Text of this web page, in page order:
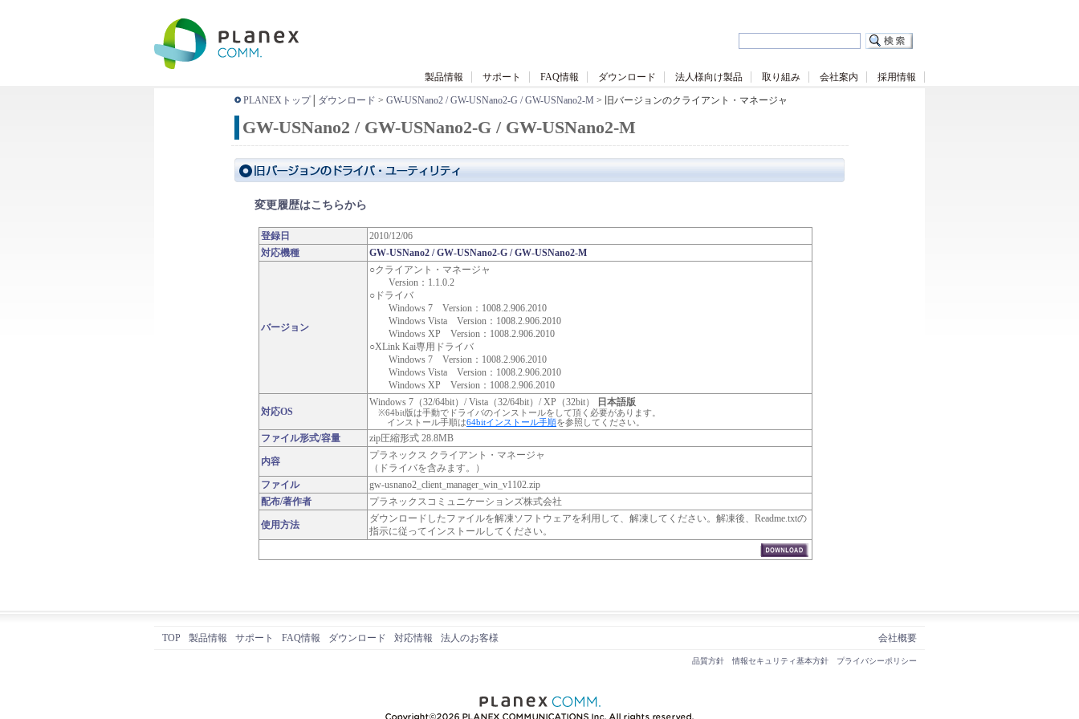
製品情報 サポート FAQ情報 ダウンロード 法人様向け製品 取り組み 会社案内 採用情報
PLANEXトップ│ ダウンロード > GW-USNano2 / GW-USNano2-G / GW-USNano2-M > 旧バージョンのクライアント・マネージャ
GW-USNano2 / GW-USNano2-G / GW-USNano2-M
変更履歴はこちらから
登録日 2010/12/06
対応機種
GW-USNano2 / GW-USNano2-G / GW-USNano2-M
バージョン
○クライアント・マネージャ
Version：1.1.0.2
○ドライバ
Windows 7 Version：1008.2.906.2010
Windows Vista Version：1008.2.906.2010
Windows XP Version：1008.2.906.2010
○XLink Kai専用ドライバ
Windows 7 Version：1008.2.906.2010
Windows Vista Version：1008.2.906.2010
Windows XP Version：1008.2.906.2010
対応OS
Windows 7（32/64bit）/ Vista（32/64bit）/ XP（32bit） 日本語版
※64bit版は手動でドライバのインストールをして頂く必要があります。
インストール手順は64bitインストール手順を参照してください。
ファイル形式/容量 zip圧縮形式 28.8MB
内容
プラネックス クライアント・マネージャ
（ドライバを含みます。）
ファイル
gw-usnano2_client_manager_win_v1102.zip
配布/著作者
プラネックスコミュニケーションズ株式会社
使用方法
ダウンロードしたファイルを解凍ソフトウェアを利用して、解凍してください。解凍後、Readme.txtの
指示に従ってインストールしてください。
TOP 製品情報 サポート FAQ情報 ダウンロード 対応情報 法人のお客様 会社概要
プライバシーポリシー
情報セキュリティ基本方針
品質方針